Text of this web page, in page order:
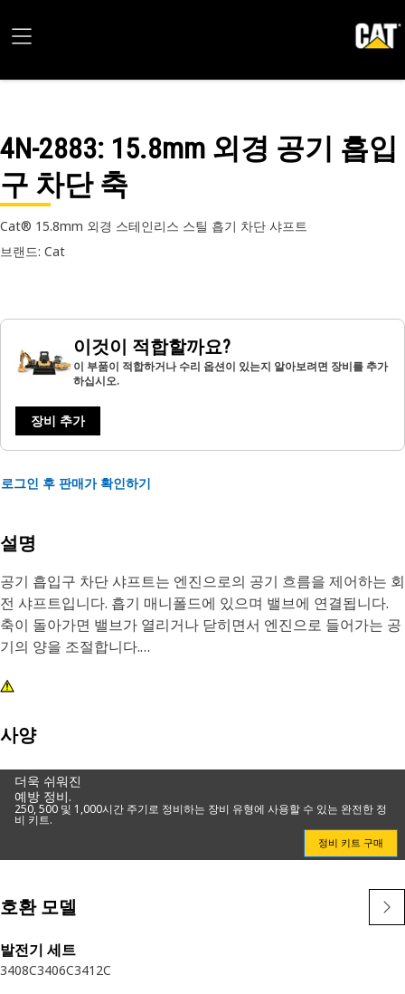
4N-2883: 15.8mm 외경 공기 흡입
구 차단 축
Cat® 15.8mm 외경 스테인리스 스틸 흡기 차단 샤프트
브랜드: Cat
이것이 적합할까요?
이 부품이 적합하거나 수리 옵션이 있는지 알아보려면 장비를 추가
하십시오.
장비 추가
로그인 후 판매가 확인하기
설명
공기 흡입구 차단 샤프트는 엔진으로의 공기 흐름을 제어하는 회
전 샤프트입니다. 흡기 매니폴드에 있으며 밸브에 연결됩니다.
축이 돌아가면 밸브가 열리거나 닫히면서 엔진으로 들어가는 공
기의 양을 조절합니다.
특성:
• 정확한 사양으로 제조되며 내구성과 신뢰성을 위해 제작되었
작업:
공기 흡입구 차단 샤프트는 엔진으로 들어가는 공기의 흐름을 조
절 또는 차단하고 장치로 들어가는 공기의 양을 제어하며 원활한
작동을 보장하는 데 사용됩니다.
사양
더욱 쉬워진
예방 정비.
250, 500 및 1,000시간 주기로 정비하는 장비 유형에 사용할 수 있는 완전한 정
비 키트.
정비 키트 구매
호환 모델
발전기 세트
3408C3406C3412C